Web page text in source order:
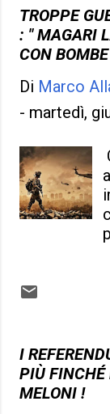
TROPPE
: " MAGARI
CON
Di Marco
- martedì,
I
PIÙ FINCHÉ
MELONI !